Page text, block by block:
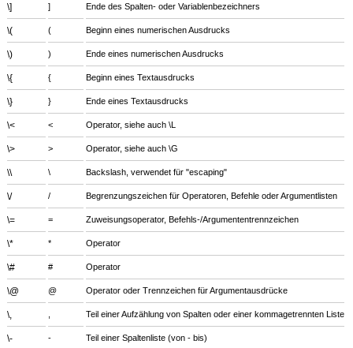
\] ] Ende des Spalten- oder Variablenbezeichners
\( ( Beginn eines numerischen Ausdrucks
\) ) Ende eines numerischen Ausdrucks
\{ { Beginn eines Textausdrucks
\} } Ende eines Textausdrucks
\< < Operator, siehe auch \L
\> > Operator, siehe auch \G
\\ \ Backslash, verwendet für "escaping"
\/ / Begrenzungszeichen für Operatoren, Befehle oder Argumentlisten
\= = Zuweisungsoperator, Befehls-/Argumententrennzeichen
\* * Operator
\# # Operator
\@ @ Operator oder Trennzeichen für Argumentausdrücke
\, Teil einer Aufzählung von Spalten oder einer kommagetrennten Liste
\- - Teil einer Spaltenliste (von - bis)